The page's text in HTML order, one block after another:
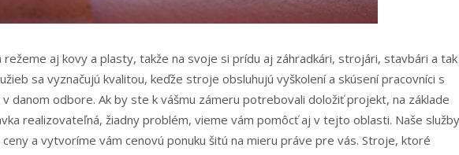
režeme aj kovy a plasty, takže na svoje si prídu aj záhradkári, strojári, stavbári a tak
sa vyznačujú kvalitou, keďže stroje obsluhujú vyškolení a skúsení pracovníci s
danom odbore. Ak by ste k vášmu zámeru potrebovali doložiť projekt, na základe
realizovateľná, žiadny problém, vieme vám pomôcť aj v tejto oblasti. Naše služby
a vytvoríme vám cenovú ponuku šitú na mieru práve pre vás. Stroje, ktoré